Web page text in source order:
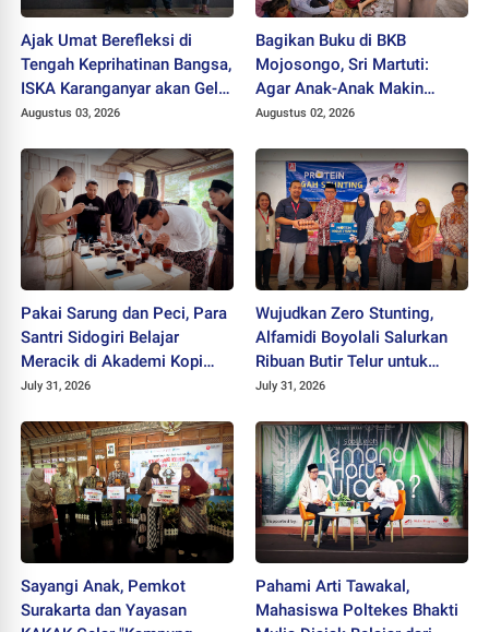
Ajak Umat Berefleksi di
Tengah Keprihatinan Bangsa,
ISKA Karanganyar akan Gelar
"Mlampah Ziarah"
Augustus 03, 2026
Bagikan Buku di BKB
Mojosongo, Sri Martuti:
Agar Anak-Anak Makin
Kreatif
Augustus 02, 2026
Pakai Sarung dan Peci, Para
Santri Sidogiri Belajar
Meracik di Akademi Kopi
Santri
July 31, 2026
Wujudkan Zero Stunting,
Alfamidi Boyolali Salurkan
Ribuan Butir Telur untuk
Balita Sleman
July 31, 2026
Sayangi Anak, Pemkot
Surakarta dan Yayasan
Pahami Arti Tawakal,
Mahasiswa Poltekes Bhakti